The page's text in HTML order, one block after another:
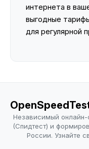
интернета в
выгодные
для регулярной
Независимый онлайн-
(Спидтест) и
России. Узнайте